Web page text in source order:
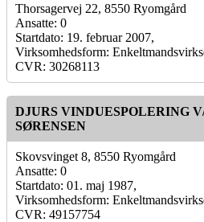
Thorsagervej 22, 8550 Ryomgård
Ansatte: 0
Startdato: 19. februar 2007,
Virksomhedsform:
CVR: 30268113
DJURS VINDUESPOLERING
SØRENSEN
Skovsvinget 8, 8550 Ryomgård
Ansatte: 0
Startdato: 01. maj 1987,
Virksomhedsform:
CVR: 49157754